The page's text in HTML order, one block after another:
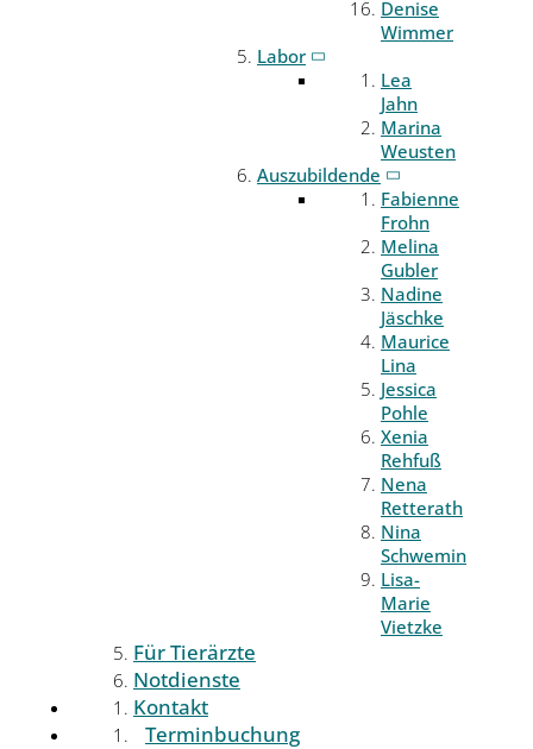
Denise
Wimmer
Labor
Lea
Jahn
Marina
Weusten
Auszubildende
Fabienne
Frohn
Melina
Gubler
Nadine
Jäschke
Maurice
Lina
Jessica
Pohle
Xenia
Rehfuß
Nena
Retterath
Nina
Schwemin
Lisa-
Marie
Vietzke
Für Tierärzte
Notdienste
Kontakt
Terminbuchung